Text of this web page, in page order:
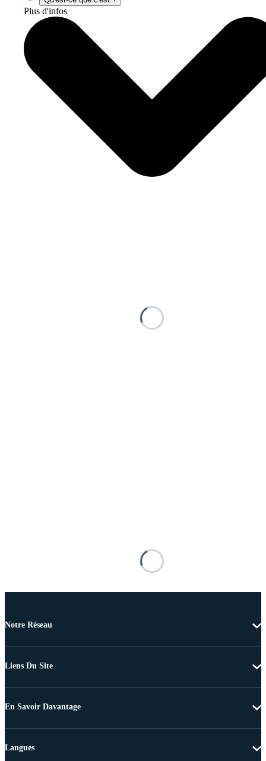
Plus d'infos
Notre Réseau
Liens Du Site
En Savoir Davantage
Langues